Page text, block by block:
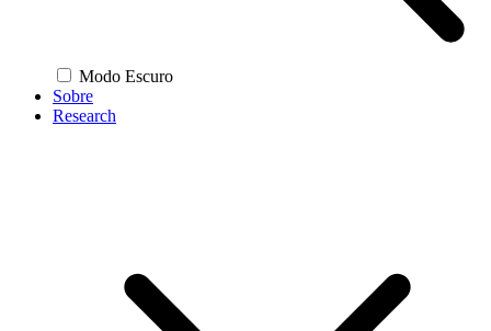
Modo Escuro
Sobre
Research